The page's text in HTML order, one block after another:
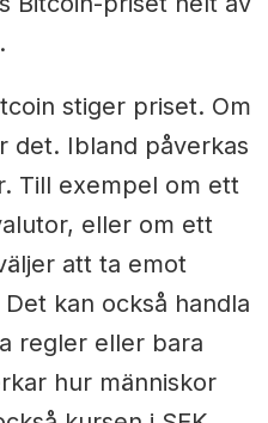
stiger priset. Om
det. Ibland påverkas
Till exempel om ett
eller om ett
att ta emot
kan också handla
regler eller bara
hur människor